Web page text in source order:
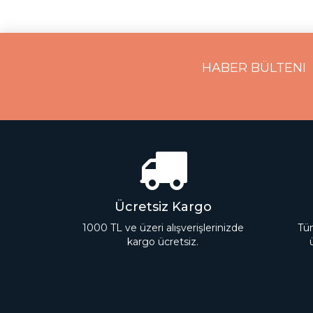
HABER BÜLTENI
Ücretsiz Kargo
1000 TL ve üzeri alışverişlerinizde
kargo ücretsiz.